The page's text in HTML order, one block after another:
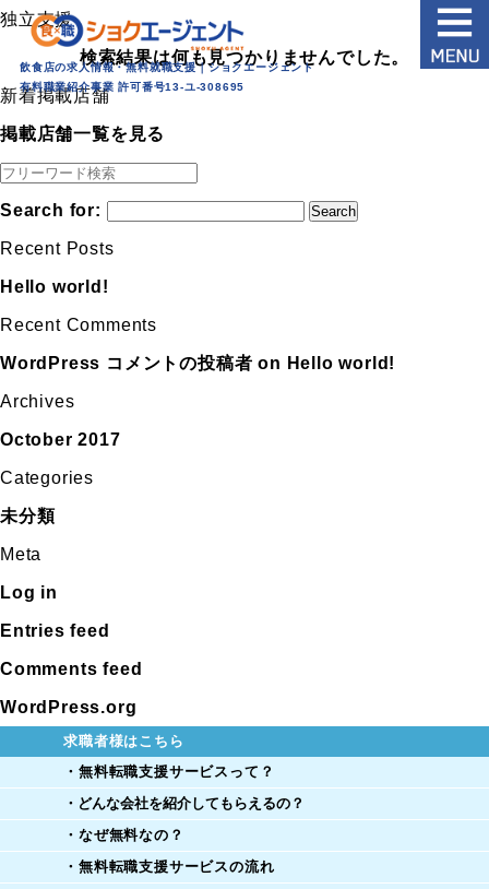
飲食店の求人情報・無料就職支援｜ショクエージェント
有料職業紹介事業 許可番号13‐ユ‐308695
独立支援
検索結果は何も見つかりませんでした。
新着掲載店舗
掲載店舗一覧を見る
Search for:
Recent Posts
Hello world!
Recent Comments
WordPress コメントの投稿者 on Hello world!
Archives
October 2017
Categories
未分類
Meta
Log in
Entries feed
Comments feed
WordPress.org
求職者様はこちら
・無料転職支援サービスって？
・どんな会社を紹介してもらえるの？
・なぜ無料なの？
・無料転職支援サービスの流れ